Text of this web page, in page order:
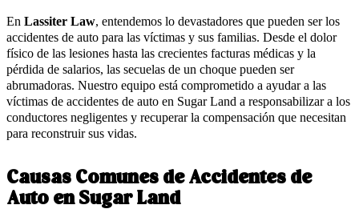
En Lassiter Law, entendemos lo devastadores que pueden ser los
accidentes de auto para las víctimas y sus familias. Desde el dolor
físico de las lesiones hasta las crecientes facturas médicas y la
pérdida de salarios, las secuelas de un choque pueden ser
abrumadoras. Nuestro equipo está comprometido a ayudar a las
víctimas de accidentes de auto en Sugar Land a responsabilizar a los
conductores negligentes y recuperar la compensación que necesitan
para reconstruir sus vidas.
Causas Comunes de Accidentes de
Auto en Sugar Land